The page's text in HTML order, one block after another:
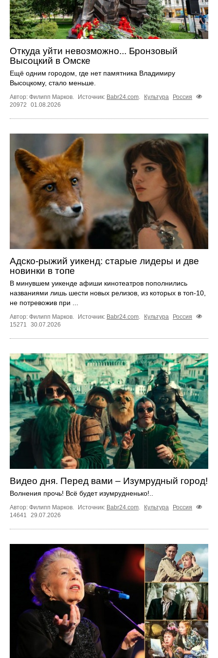
Откуда уйти невозможно... Бронзовый
Высоцкий в Омске
Ещё одним городом, где нет памятника Владимиру
Высоцкому, стало меньше.
Автор: Филипп Марков. Источник: Babr24.com. Культура
Россия
20972
01.08.2026
Адско-рыжий уикенд: старые лидеры и две
новинки в топе
В минувшем уикенде афиши кинотеатров пополнились
названиями лишь шести новых релизов, из которых в топ‑10,
не потревожив при ...
Автор: Филипп Марков. Источник: Babr24.com. Культура
Россия
15271
30.07.2026
Видео дня. Перед вами – Изумрудный город!
Волнения прочь! Всё будет изумрудненько!..
Автор: Филипп Марков. Источник: Babr24.com. Культура
Россия
14641
29.07.2026